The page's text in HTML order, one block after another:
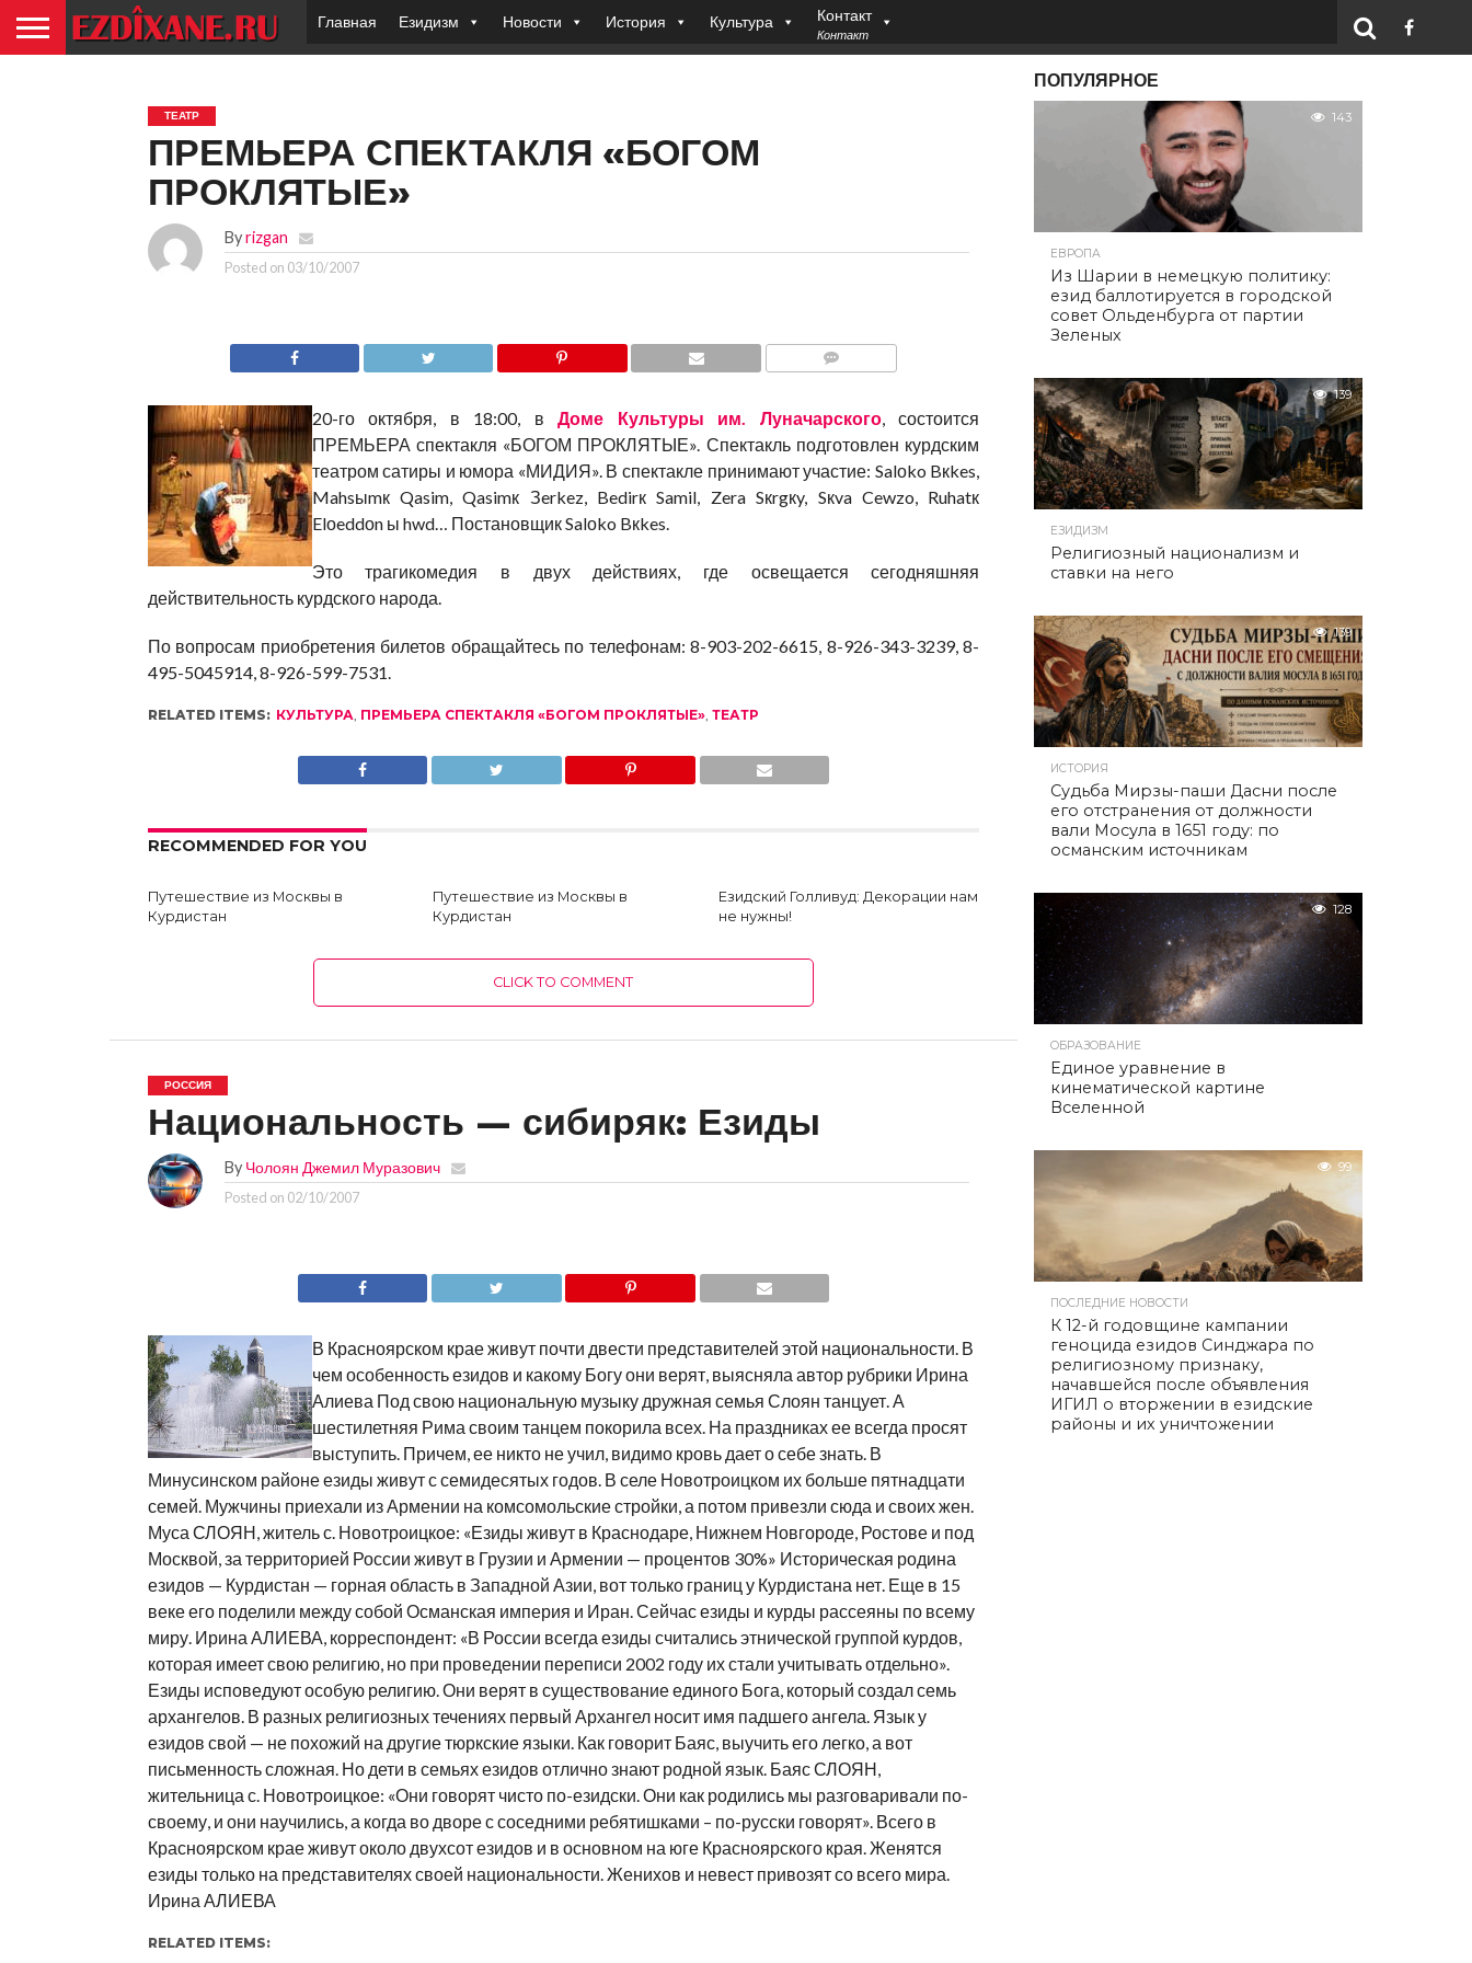
Главная Езидизм Новости История Культура Контакт
Контакт
ТЕАТР
ПРЕМЬЕРА СПЕКТАКЛЯ «БОГОМ
ПРОКЛЯТЫЕ»
Byrizgan
Posted on 03/10/2007
20-го октября, в 18:00, вДоме Культуры им. Луначарского, состоится
ПРЕМЬЕРА спектакля «БОГОМ ПРОКЛЯТЫЕ». Спектакль подготовлен курдским
театром сатиры и юмора «МИДИЯ». В спектакле принимают участие: Salоko Bкkes,
Mahsыmк Qasim, Qasimк Зerkez, Bedirк Samil, Zera Sкrgкy, Sкva Cewzo, Ruhatк
Elоeddоn ы hwd… Постановщик Salоko Bкkes.
Это трагикомедия в двух действиях, где освещается сегодняшняя
действительность курдского народа.
По вопросам приобретения билетов обращайтесь по телефонам: 8-903-202-6615, 8-926-343-3239, 8-
495-5045914, 8-926-599-7531.
RELATED ITEMS: КУЛЬТУРА, ПРЕМЬЕРА СПЕКТАКЛЯ «БОГОМ ПРОКЛЯТЫЕ», ТЕАТР
RECOMMENDED FOR YOU
Путешествие из Москвы в
Курдистан
Путешествие из Москвы в
Курдистан
Езидский Голливуд: Декорации нам
не нужны!
CLICK TO COMMENT
РОССИЯ
Национальность — сибиряк: Езиды
By Чолоян Джемил Муразович
Posted on 02/10/2007
В Красноярском крае живут почти двести представителей этой национальности. В
чем особенность езидов и какому Богу они верят, выясняла автор рубрики Ирина
Алиева Под свою национальную музыку дружная семья Слоян танцует. А
шестилетняя Рима своим танцем покорила всех. На праздниках ее всегда просят
выступить. Причем, ее никто не учил, видимо кровь дает о себе знать. В
Минусинском районе езиды живут с семидесятых годов. В селе Новотроицком их больше пятнадцати
семей. Мужчины приехали из Армении на комсомольские стройки, а потом привезли сюда и своих жен.
Муса СЛОЯН, житель с. Новотроицкое: «Езиды живут в Краснодаре, Нижнем Новгороде, Ростове и под
Москвой, за территорией России живут в Грузии и Армении — процентов 30%» Историческая родина
езидов — Курдистан — горная область в Западной Азии, вот только границ у Курдистана нет. Еще в 15
веке его поделили между собой Османская империя и Иран. Сейчас езиды и курды рассеяны по всему
миру. Ирина АЛИЕВА, корреспондент: «В России всегда езиды считались этнической группой курдов,
которая имеет свою религию, но при проведении переписи 2002 году их стали учитывать отдельно».
Езиды исповедуют особую религию. Они верят в существование единого Бога, который создал семь
архангелов. В разных религиозных течениях первый Архангел носит имя падшего ангела. Язык у
езидов свой — не похожий на другие тюркские языки. Как говорит Баяс, выучить его легко, а вот
письменность сложная. Но дети в семьях езидов отлично знают родной язык. Баяс СЛОЯН,
жительница с. Новотроицкое: «Они говорят чисто по-езидски. Они как родились мы разговаривали по-
своему, и они научились, а когда во дворе с соседними ребятишками – по-русски говорят». Всего в
Красноярском крае живут около двухсот езидов и в основном на юге Красноярского края. Женятся
езиды только на представителях своей национальности. Женихов и невест привозят со всего мира.
Ирина АЛИЕВА
RELATED ITEMS:
ПОПУЛЯРНОЕ
143
ЕВРОПА
Из Шарии в немецкую политику:
езид баллотируется в городской
совет Ольденбурга от партии
Зеленых
139
ЕЗИДИЗМ
Религиозный национализм и
ставки на него
139
ИСТОРИЯ
Судьба Мирзы-паши Дасни после
его отстранения от должности
вали Мосула в 1651 году: по
османским источникам
128
ОБРАЗОВАНИЕ
Единое уравнение в
кинематической картине
Вселенной
99
ПОСЛЕДНИЕ НОВОСТИ
К 12-й годовщине кампании
геноцида езидов Синджара по
религиозному признаку,
начавшейся после объявления
ИГИЛ о вторжении в езидские
районы и их уничтожении